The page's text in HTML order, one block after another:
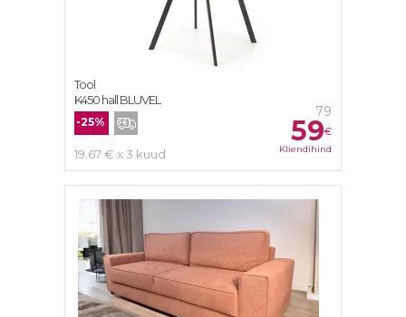
79
59€
Kliendihind
-25%
19.67 € x 3 kuud
Tool
K450 hall BLUVEL